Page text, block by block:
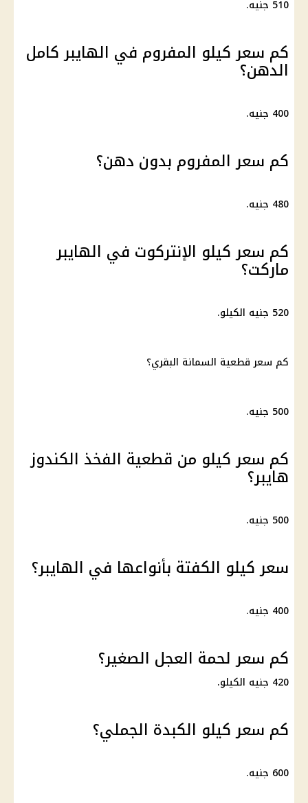
510 جنيه.
كم سعر كيلو المفروم في الهايبر كامل
الدهن؟
400 جنيه.
كم سعر المفروم بدون دهن؟
480 جنيه.
كم سعر كيلو الإنتركوت في الهايبر
ماركت؟
520 جنيه الكيلو.
كم سعر قطعية السمانة البقري؟
500 جنيه.
كم سعر كيلو من قطعية الفخذ الكندوز
هايبر؟
500 جنيه.
سعر كيلو الكفتة بأنواعها في الهايبر؟
400 جنيه.
كم سعر لحمة العجل الصغير؟
420 جنيه الكيلو.
كم سعر كيلو الكبدة الجملي؟
600 جنيه.